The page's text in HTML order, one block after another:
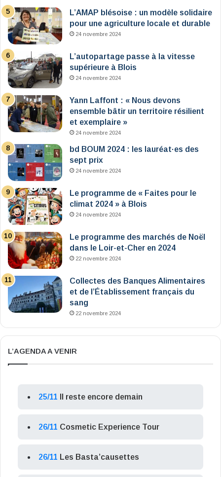
L’AMAP blésoise : un modèle solidaire
pour une agriculture locale et durable
24 novembre 2024
L’autopartage passe à la vitesse
supérieure à Blois
24 novembre 2024
Yann Laffont : « Nous devons
ensemble bâtir un territoire résilient
et exemplaire »
24 novembre 2024
bd BOUM 2024 : les lauréat·es des
sept prix
24 novembre 2024
Le programme de « Faites pour le
climat 2024 » à Blois
24 novembre 2024
Le programme des marchés de Noël
dans le Loir-et-Cher en 2024
22 novembre 2024
Collectes des Banques Alimentaires
et de l’Établissement français du
sang
22 novembre 2024
L’AGENDA A VENIR
25/11 Il reste encore demain
26/11 Cosmetic Experience Tour
26/11 Les Basta’causettes